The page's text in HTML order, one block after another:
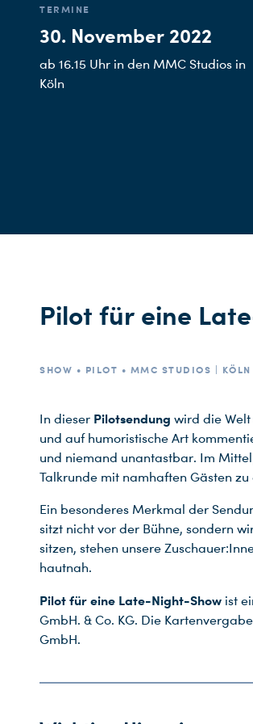
TERMINE
30. November 2022
ab 16.15 Uhr in den MMC Studios in
Köln
Pilot für eine
SHOW • PILOT • MMC STUDIOS | KÖLN
In dieser Pilotsendung wird die
und auf humoristische Art
und niemand unantastbar. Im
Talkrunde mit namhaften Gästen zu
Ein besonderes Merkmal der
sitzt nicht vor der Bühne, sondern
sitzen, stehen unsere
hautnah.
Pilot für eine Late-Night-Show ist
GmbH. & Co. KG. Die
GmbH.